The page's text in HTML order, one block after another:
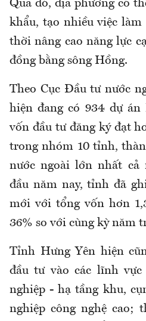
Qua đó, địa phương có
khẩu, tạo nhiều việc làm
thời nâng cao năng lực
đồng bằng sông Hồng.
Theo Cục Đầu tư nước
hiện đang có 934 dự
vốn đầu tư đăng ký đạt
trong nhóm 10 tỉnh,
nước ngoài lớn nhất cả
đầu năm nay, tỉnh đã
mới với tổng vốn hơn
36% so với cùng kỳ năm
Tỉnh Hưng Yên hiện
đầu tư vào các lĩnh
nghiệp - hạ tầng khu,
nghiệp công nghệ cao;